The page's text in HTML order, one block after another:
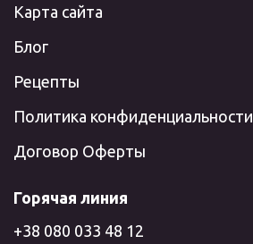
Карта сайта
Блог
Рецепты
Политика конфиденциальности
Договор Оферты
Горячая линия
+38 080 033 48 12